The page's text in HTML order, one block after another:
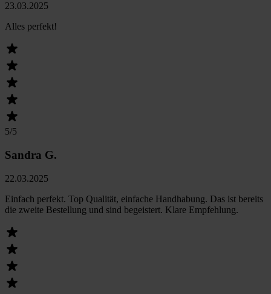
23.03.2025
Alles perfekt!
5/5
Sandra G.
22.03.2025
Einfach perfekt. Top Qualität, einfache Handhabung. Das ist bereits
die zweite Bestellung und sind begeistert. Klare Empfehlung.